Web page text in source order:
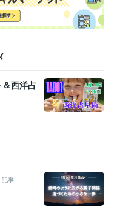
/ カスタマーサポート・ヘ
経験年数 : 3年
西洋占
記事